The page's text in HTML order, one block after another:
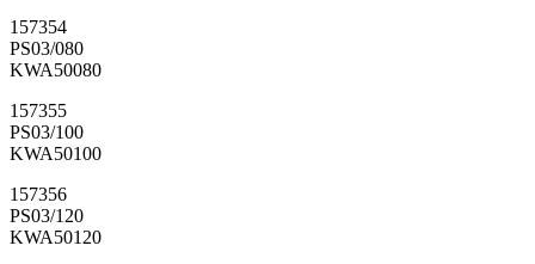
157354
PS03/080
KWA50080
157355
PS03/100
KWA50100
157356
PS03/120
KWA50120